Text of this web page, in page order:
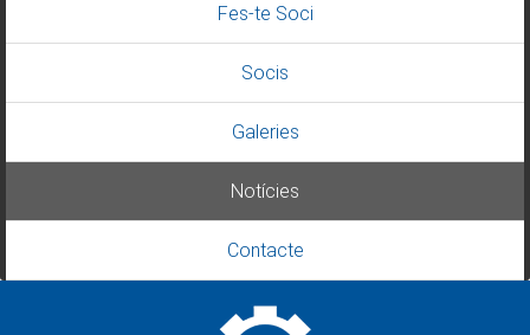
Fes-te Soci
Socis
Galeries
Notícies
Contacte